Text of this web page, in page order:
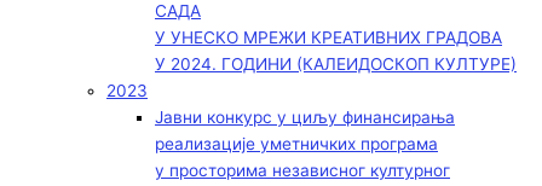
САДА
У УНЕСКО МРЕЖИ КРЕАТИВНИХ ГРАДОВА
У 2024. ГОДИНИ (КАЛЕИДОСКОП КУЛТУРЕ)
2023
Јавни конкурс у циљу финансирања
реализације уметничких програма
у просторима независног културног